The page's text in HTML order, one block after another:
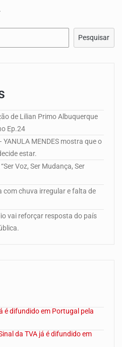
Pesquisar
de Lilian Primo Albuquerque
Ep.24
MENDES mostra que o
estar.
Voz, Ser Mudança, Ser
com chuva irregular e falta de
vai reforçar resposta do país
é difundido em Portugal pela
da TVA já é difundido em